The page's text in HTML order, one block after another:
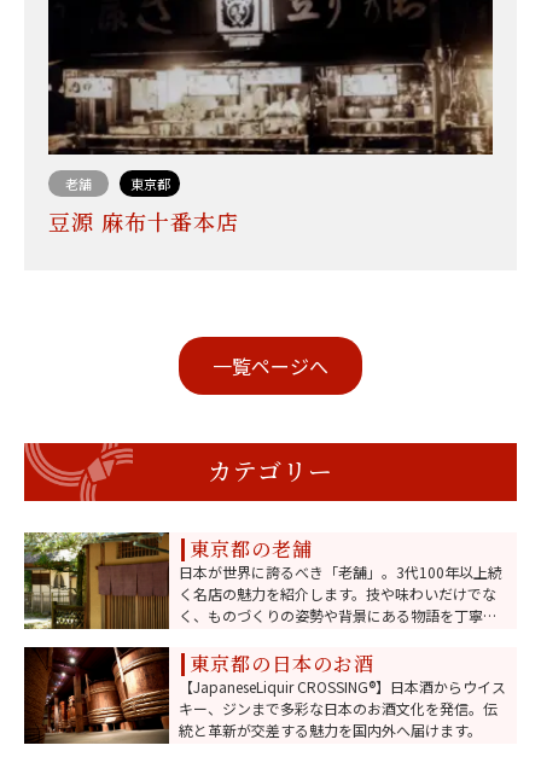
老舗 東京都
豆源 麻布十番本店
一覧ページへ
カテゴリー
東京都の老舗
日本が世界に誇るべき「老舗」。3代100年以上続
く名店の魅力を紹介します。技や味わいだけでな
く、ものづくりの姿勢や背景にある物語を丁寧に
東京都の日本のお酒
【JapaneseLiquir CROSSING®️】日本酒からウイス
キー、ジンまで多彩な日本のお酒文化を発信。伝
統と革新が交差する魅力を国内外へ届けます。